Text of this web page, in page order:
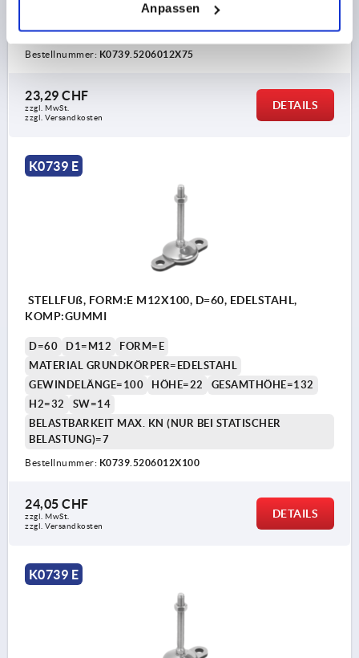
Anpassen
BELASTBARKEIT MAX. KN (NUR BEI STATISCHER
BELASTUNG)=7
Bestellnummer: K0739.5206012X75
23,29 CHF
zzgl. MwSt.
zzgl. Versandkosten
DETAILS
K0739 E
STELLFUß, FORM:E M12X100, D=60, EDELSTAHL,
KOMP:GUMMI
D=60 D1=M12
FORM=E
MATERIAL GRUNDKÖRPER=EDELSTAHL
GEWINDELÄNGE=100
HÖHE=22
GESAMTHÖHE=132
H2=32
SW=14
BELASTBARKEIT MAX. KN (NUR BEI STATISCHER
BELASTUNG)=7
Bestellnummer: K0739.5206012X100
24,05 CHF
zzgl. MwSt.
zzgl. Versandkosten
DETAILS
K0739 E